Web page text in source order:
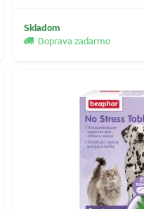
Skladom
Doprava zadarmo